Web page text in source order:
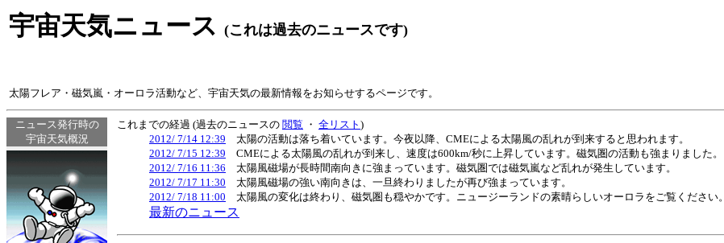
宇宙天気ニュース (これは過去のニュースです)
太陽フレア・磁気嵐・オーロラ活動など、宇宙天気の最新情報をお知らせするページです。
ニュース発行時の
宇宙天気概況
これまでの経過 (過去のニュースの 閲覧 ・ 全リスト )
2012/ 7/14 12:39 太陽の活動は落ち着いています。今夜以降、CMEによる太陽風の乱れが到来すると思われます。
2012/ 7/15 12:39 CMEによる太陽風の乱れが到来し、速度は600km/秒に上昇しています。磁気圏の活動も強まりました。
2012/ 7/16 11:36 太陽風磁場が長時間南向きに強まっています。磁気圏では磁気嵐など乱れが発生しています。
2012/ 7/17 11:30 太陽風磁場の強い南向きは、一旦終わりましたが再び強まっています。
2012/ 7/18 11:00 太陽風の変化は終わり、磁気圏も穏やかです。ニュージーランドの素晴らしいオーロラをご覧ください。
最新のニュース